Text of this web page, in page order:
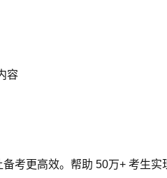
容
考更高效。帮助 50万+ 考生实